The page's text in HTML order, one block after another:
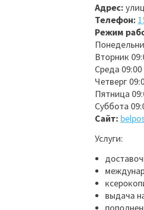
Адрес:
Телефон:
Режим
Вторник
Среда
Четверг
Пятница
Суббота
Сайт:
Услуги:
выдача